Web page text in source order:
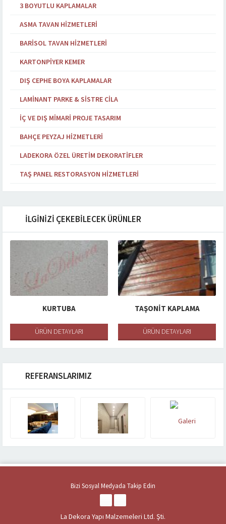
3 BOYUTLU KAPLAMALAR
ASMA TAVAN HIZMETLERI
BARISOL TAVAN HIZMETLERI
KARTONPIYER KEMER
DIŞ CEPHE BOYA KAPLAMALAR
LAMINANT PARKE & SISTRE CILA
İÇ VE DIŞ MIMARI PROJE TASARIM
BAHÇE PEYZAJ HIZMETLERI
LADEKORA ÖZEL ÜRETIM DEKORATIFLER
TAŞ PANEL RESTORASYON HIZMETLERI
İLGİNİZİ ÇEKEBİLECEK ÜRÜNLER
KURTUBA
ÜRÜN DETAYLARI
TAŞONIT KAPLAMA
ÜRÜN DETAYLARI
REFERANSLARIMIZ
Bizi Sosyal Medyada Takip Edin
La Dekora Yapı Malzemeleri Ltd. Şti.